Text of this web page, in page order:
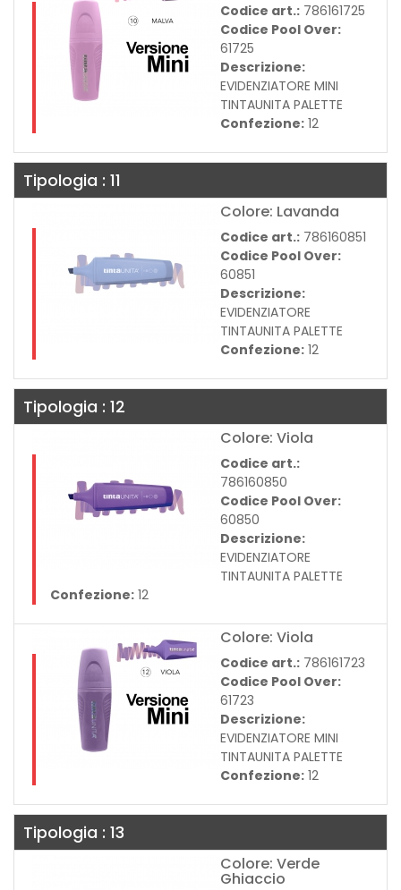
Codice art.: 786161725
Codice Pool Over:
61725
Descrizione:
EVIDENZIATORE MINI
TINTAUNITA PALETTE
Confezione: 12
Tipologia : 11
Colore: Lavanda
Codice art.: 786160851
Codice Pool Over:
60851
Descrizione:
EVIDENZIATORE
TINTAUNITA PALETTE
Confezione: 12
Tipologia : 12
Colore: Viola
Codice art.:
786160850
Codice Pool Over:
60850
Descrizione:
EVIDENZIATORE
TINTAUNITA PALETTE
Confezione: 12
Colore: Viola
Codice art.: 786161723
Codice Pool Over:
61723
Descrizione:
EVIDENZIATORE MINI
TINTAUNITA PALETTE
Confezione: 12
Tipologia : 13
Colore: Verde
Ghiaccio